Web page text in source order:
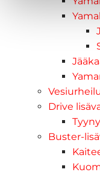
Drive
Buster-